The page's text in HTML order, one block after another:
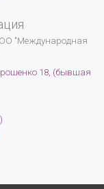
"Международная
18, (бывшая